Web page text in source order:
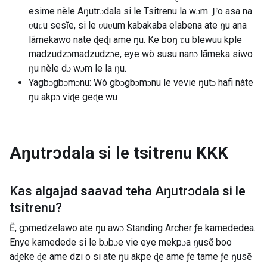
esime nèle Aŋutrɔdala si le Tsitrenu la wɔm. Ƒo asa na
ʋuʋu sesĩe, si le ʋuʋum kabakaba elabena ate ŋu ana
lãmekawo nate ɖeɖi ame ŋu. Ke boŋ ʋu blewuu kple
madzudzɔmadzudzɔe, eye wò susu nanɔ lãmeka siwo
ŋu nèle dɔ wɔm le la ŋu.
Yagbɔgbɔmɔnu: Wò gbɔgbɔmɔnu le vevie ŋutɔ hafi nàte
ŋu akpɔ viɖe geɖe wu
Aŋutrɔdala si le tsitrenu KKK
Kas algajad saavad teha Aŋutrɔdala si le
tsitrenu?
Ẽ, gɔmedzelawo ate ŋu awɔ Standing Archer ƒe kamededea.
Enye kamedede si le bɔbɔe vie eye mekpɔa ŋusẽ boo
aɖeke ɖe ame dzi o si ate ŋu akpe ɖe ame ƒe tame ƒe ŋusẽ